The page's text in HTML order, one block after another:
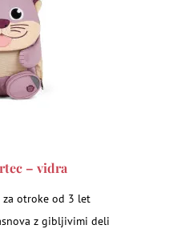
– vidra
otroke od 3 let
z gibljivimi deli